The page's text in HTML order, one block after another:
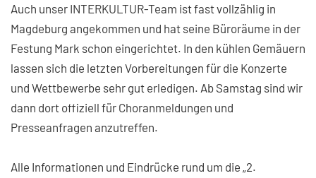
Auch unser INTERKULTUR-Team ist fast vollzählig in
Magdeburg angekommen und hat seine Büroräume in der
Festung Mark schon eingerichtet. In den kühlen Gemäuern
lassen sich die letzten Vorbereitungen für die Konzerte
und Wettbewerbe sehr gut erledigen. Ab Samstag sind wir
dann dort offiziell für Choranmeldungen und
Presseanfragen anzutreffen.
Alle Informationen und Eindrücke rund um die „2.